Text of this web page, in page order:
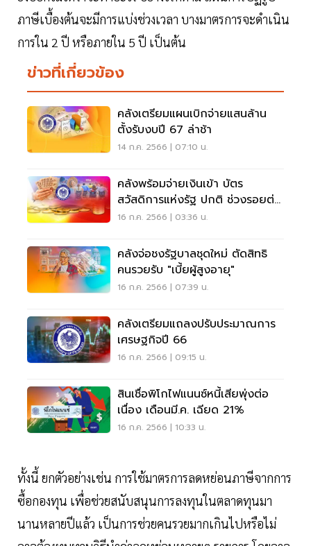
ภาษีเบื้องต้นจะมีการแบ่งช่วงเวลา บางมาตรการจะดำเนิน
การใน 2 ปี หรือภายใน 5 ปี เป็นต้น
ข่าวที่เกี่ยวข้อง
คลังเตรียมแผนเบิกจ่ายแสนล้าน
ตั้งรับงบปี 67 ล่าช้า
14 ก.ค. 2566 | 07:10 น.
คลังพร้อมจ่ายเงินเข้า บัตร
สวัสดิการแห่งรัฐ ปกติ ช่วงรอยต่อ
รัฐบาล
16 ก.ค. 2566 | 03:36 น.
คลังจ่อชงรัฐบาลชุดใหม่ ตัดสิทธิ
คนรวยรับ "เบี้ยผู้สูงอายุ"
16 ก.ค. 2566 | 07:39 น.
คลังเตรียมแถลงปรับประมาณการ
เศรษฐกิจปี 66
16 ก.ค. 2566 | 09:15 น.
สินเชื่อพิโกไฟแนนซ์หนี้เสียพุ่งต่อ
เนื่อง เดือนมี.ค. เฉียด 21%
16 ก.ค. 2566 | 10:33 น.
ทั้งนี้ ยกตัวอย่างเช่น การใช้มาตรการลดหย่อนภาษีจากการ
ซื้อกองทุน เพื่อช่วยสนับสนุนการลงทุนในตลาดทุนมา
นานหลายปีแล้ว เป็นการช่วยคนรวยมากเกินไปหรือไม่